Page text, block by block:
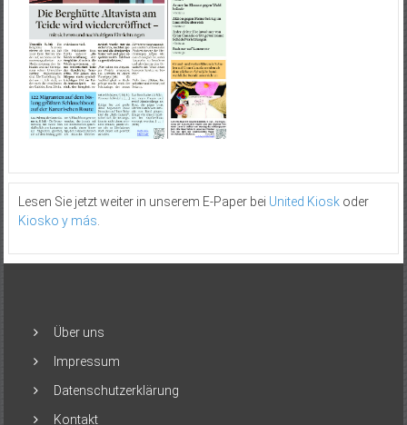
Lesen Sie jetzt weiter in unserem E-Paper bei United Kioskoder
Kiosko y más
Über uns
Impressum
Datenschutzerklärung
Kontakt